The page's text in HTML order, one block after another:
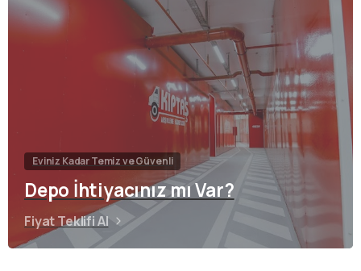
Eviniz Kadar Temiz ve Güvenli
Depo İhtiyacınız mı Var?
Fiyat Teklifi Al